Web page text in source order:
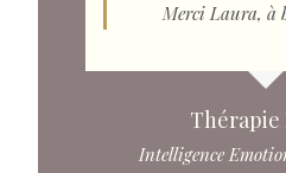
Thérapie
Intelligence
Merci Laura, à